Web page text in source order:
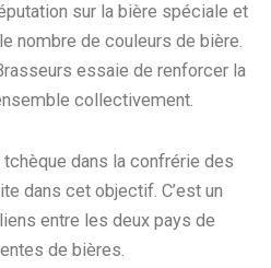
sur la bière spéciale et
nombre de couleurs de bière.
essaie de renforcer la
collectivement.
dans la confrérie des
dans cet objectif. C’est un
entre les deux pays de
de bières.